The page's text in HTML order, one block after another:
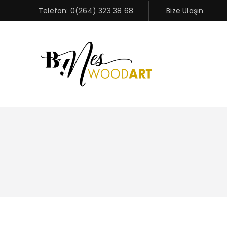
Telefon: 0(264) 323 38 68 Bize Ulaşın